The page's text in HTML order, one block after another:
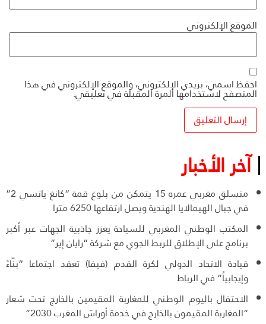
الموقع الإلكتروني
احفظ اسمي، بريدي الإلكتروني، والموقع الإلكتروني في هذا
المتصفح لاستخدامها المرة المقبلة في تعليقي.
آخر الأخبار
متسلق مغربي عمره 15 يتمكن من بلوغ قمة “كانغ ياتسي 2”
في جبال الهيمالايا الهندية ويصل ارتفاعها 6250 مترا
المكتب الوطني المغربي للسياحة يعزز جاذبية الجهات عبر أكبر
برنامج على الإطلاق للربط الجوي مع شركة “رايان إير”
قيادة الاتحاد الدولي لكرة القدم (فيفا) تعقد اجتماعا “بنّاءً
وإيجابياً” في الرباط
الاحتفال باليوم الوطني للمغاربة المقيمين بالخارج تحت شعار
“المغاربة المقيمون بالخارج في خدمة أوراش المغرب 2030”